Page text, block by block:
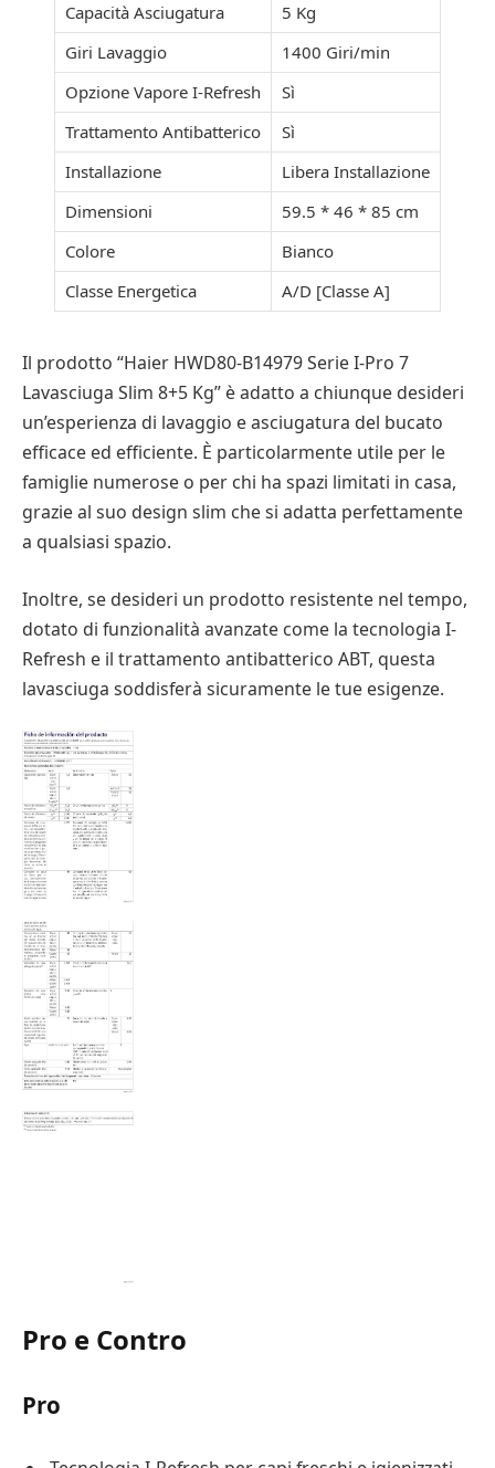
Capacità Asciugatura
5 Kg
Giri Lavaggio
1400 Giri/min
Opzione Vapore I-Refresh
Sì
Trattamento Antibatterico
Sì
Installazione
Libera Installazione
Dimensioni
59.5 * 46 * 85 cm
Colore
Bianco
Classe Energetica
A/D [Classe A]
Il prodotto “Haier HWD80-B14979 Serie I-Pro 7
Lavasciuga Slim 8+5 Kg” è adatto a chiunque desideri
un’esperienza di lavaggio e asciugatura del bucato
efficace ed efficiente. È particolarmente utile per le
famiglie numerose o per chi ha spazi limitati in casa,
grazie al suo design slim che si adatta perfettamente
a qualsiasi spazio.
Inoltre, se desideri un prodotto resistente nel tempo,
dotato di funzionalità avanzate come la tecnologia I-
Refresh e il trattamento antibatterico ABT, questa
lavasciuga soddisferà sicuramente le tue esigenze.
Pro e Contro
Pro